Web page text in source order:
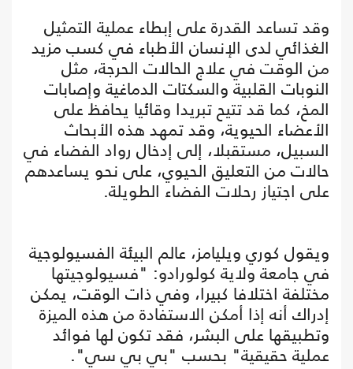
وقد تساعد القدرة على إبطاء عملية التمثيل
الغذائي لدى الإنسان الأطباء في كسب مزيد
من الوقت في علاج الحالات الحرجة، مثل
النوبات القلبية والسكتات الدماغية وإصابات
المخ، كما قد تتيح تبريدا وقائيا يحافظ على
الأعضاء الحيوية، وقد تمهد هذه الأبحاث
السبيل، مستقبلا، إلى إدخال رواد الفضاء في
حالات من التعليق الحيوي، على نحو يساعدهم
على اجتياز رحلات الفضاء الطويلة.
ويقول كوري ويليامز، عالم البيئة الفسيولوجية
في جامعة ولاية كولورادو: "فسيولوجيتها
مختلفة اختلافا كبيرا، وفي ذات الوقت، يمكن
إدراك أنه إذا أمكن الاستفادة من هذه الميزة
وتطبيقها على البشر، فقد تكون لها فوائد
عملية حقيقية" بحسب "بي بي سي".